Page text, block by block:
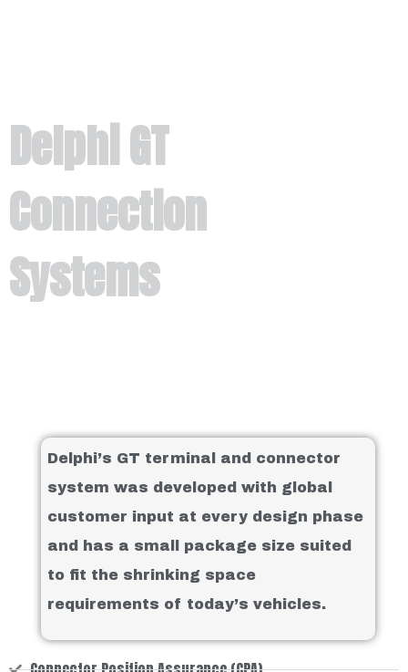
Delphi GT
Connection
Systems
Delphi’s GT terminal and connector
system was developed with global
customer input at every design phase
and has a small package size suited
to fit the shrinking space
requirements of today’s vehicles.